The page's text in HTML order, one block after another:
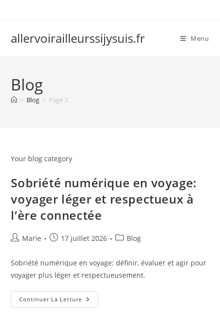
allervoirailleurssijysuis.fr Menu
Blog
> Blog > Page 3
Your blog category
Sobriété numérique en voyage:
voyager léger et respectueux à
l’ère connectée
Auteur/autrice
la
publication :
Marie
Publication
17 juillet 2026
PostBlog
Sobriété numérique en voyage: définir, évaluer et agir pour
voyager plus léger et respectueusement.
Continuer La Lecture Sobriété
Numérique